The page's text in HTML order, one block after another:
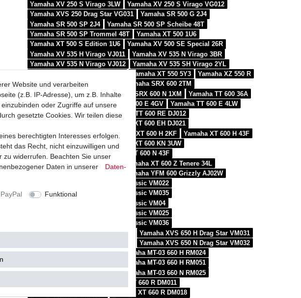
Yamaha XV 250 S Virago 3LW
Yamaha XV 250 S Virago VG012
Yamaha XVS 250 Drag Star VG031
Yamaha SR 500 G 2J4
Yamaha SR 500 SP 2J4
Yamaha SR 500 SP Scheibe 48T
Yamaha SR 500 SP Trommel 48T
Yamaha XT 500 1U6
Yamaha XT 500 S Edition 1U6
Yamaha XV 500 SE Special 26R
Yamaha XV 535 H Virago VJ011
Yamaha XV 535 N Virago 3BR
Yamaha XV 535 N Virago VJ012
Yamaha XV 535 SH Virago 2YL
Yamaha XT 550 5Y3
Yamaha XZ 550 R
Yamaha XZ 550 XZ 550 S 11U
Yamaha SRX 600 2TM
Yamaha SRX 600 H 1XL
Yamaha SRX 600 N 1XM
Yamaha TT 600 36A
Yamaha TT 600 59X
Yamaha TT 600 E 4GV
Yamaha TT 600 E 4LW
Yamaha TT 600 R DJ011
Yamaha TT 600 RE DJ012
Yamaha XT 600 EH DJ021
Yamaha XT 600 EN 3UW
Yamaha XT 600 H 2KF
Yamaha XT 600 H 43F
Yamaha XT 600 KH 3TB
Yamaha XT 600 KN 3UW
Yamaha XT 600 N 2NF
Yamaha XT 600 N 43F
Yamaha XT 600 Z Tenere 1VJ
Yamaha XT 600 Z Tenere 34L
Yamaha YFM 600 Grizzly AJ02W
Yamaha XVS 650 AH Drag Star Classic VM022
Yamaha XVS 650 AH Drag Star Classic VM035
Yamaha XVS 650 AH Drag Star Classic VM04
Yamaha XVS 650 AN Drag Star Classic VM025
Yamaha XVS 650 AN Drag Star Classic VM036
Yamaha XVS 650 H Drag Star 4VR
Yamaha XVS 650 H Drag Star VM031
Yamaha XVS 650 N Drag Star VM032
Yamaha MT-03 660 H RM021
Yamaha MT-03 660 H RM024
Yamaha MT-03 660 H RM051
Yamaha MT-03 660 N RM022
Yamaha MT-03 660 N RM025
Yamaha XT 660 R DM011
Yamaha XT 660 R DM018
Website und verarbeiten
(z.B. IP-Adresse), um z.B. Inhalte
oder Zugriffe auf unsere
gesetzte Cookies. Wir teilen diese
berechtigten Interesses erfolgen.
das Recht, nicht einzuwilligen und
widerrufen. Beachten Sie unser
Daten in unserer
Daten­
PayPal
Funktional